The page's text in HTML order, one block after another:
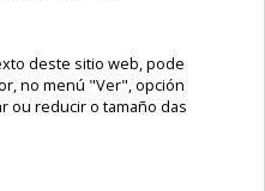
deste sitio web, pode
no menú "Ver", opción
ou reducir o tamaño das